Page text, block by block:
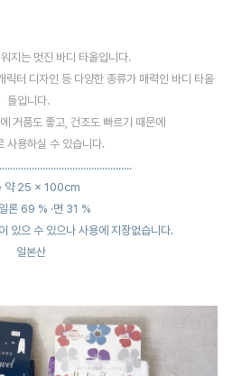
지는 멋진 바디 타올입니다.
릭터 디자인 등 다양한 종류가 매력인 바디 타올
들입니다.
거품도 좋고, 건조도 빠르기 때문에
사용하실 수 있습니다.
약 25 × 100cm
론 69 % ·면 31 %
있으 수 있으나 사용에 지장없습니다.
일본산